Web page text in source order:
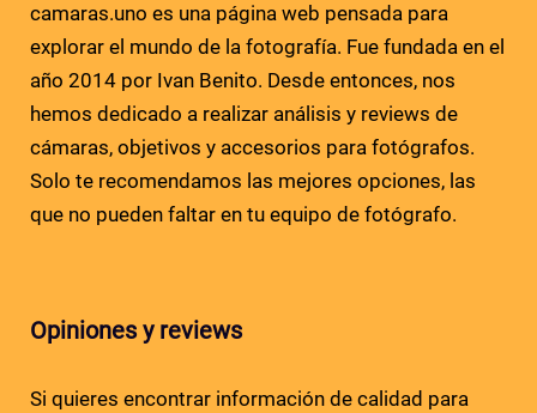
camaras.uno es una página web pensada para
explorar el mundo de la fotografía. Fue fundada en el
año 2014 por Ivan Benito. Desde entonces, nos
hemos dedicado a realizar análisis y reviews de
cámaras, objetivos y accesorios para fotógrafos.
Solo te recomendamos las mejores opciones, las
que no pueden faltar en tu equipo de fotógrafo.
Opiniones y reviews
Si quieres encontrar información de calidad para